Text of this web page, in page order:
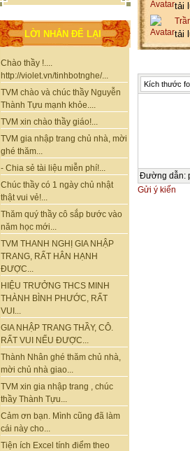
LỜI NHẮN ĐỂ LẠI
Chào thầy !....
http://violet.vn/tinhbotnghe/...
TVM chào và chúc thầy Nguyễn
Thành Tựu mạnh khỏe....
TVM xin chào thầy giáo!...
TVM gia nhập trang chủ nhà, mời
ghé thăm...
- Chia sẻ tài liệu miễn phí!...
Chúc thầy có 1 ngày chủ nhật
thật vui vẻ!...
Thăm quý thầy cô sắp bước vào
năm học mới...
TVM THANH NGHỊ GIA NHẬP
TRANG, RẤT HÂN HẠNH
ĐƯỢC...
HIỆU TRƯỞNG THCS MINH
THÀNH BÌNH PHƯỚC, RẤT
VUI...
GIA NHẬP TRANG THẦY, CÔ.
RẤT VUI NẾU ĐƯỢC...
Thành Nhân ghé thăm chủ nhà,
mời chủ nhà giao...
TVM xin gia nhập trang , chúc
thầy Thành Tựu...
Cảm ơn bạn. Mình cũng đã làm
cái này cho...
Tiện ích Excel tính điểm theo
tải
tải
Kích thước
Đường dẫn:
Gửi ý kiến